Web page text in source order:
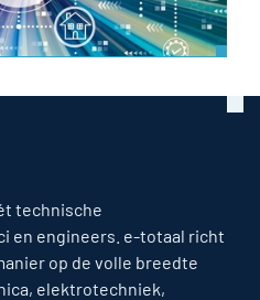
technische
en engineers. e-totaal richt
op de volle breedte
elektrotechniek,